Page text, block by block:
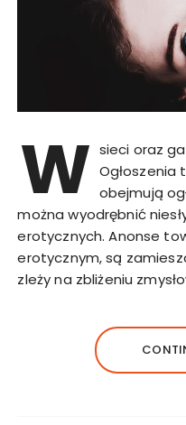
W sieci oraz
Ogłoszenia
obejmują
można wyodrębnić
erotycznych. Anonse
erotycznym, są
zleży na zbliżeniu